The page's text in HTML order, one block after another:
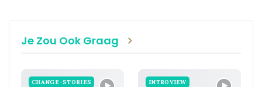
Je Zou Ook Graag
CHANGE-STORIES INTROVIEW